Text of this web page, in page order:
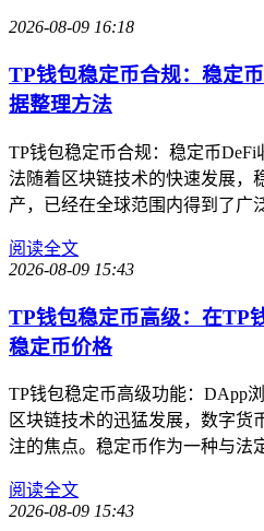
2026-08-09 16:18
TP钱包稳定币合规：稳定
据整理方法
TP钱包稳定币合规：稳定币
法随着区块链技术的快速发展，
产，已经在全球范围内得到了广
阅读全文
2026-08-09 15:43
TP钱包稳定币高级：在TP
稳定币价格
TP钱包稳定币高级功能：DApp
区块链技术的迅猛发展，数字货
注的焦点。稳定币作为一种与法
阅读全文
2026-08-09 15:43